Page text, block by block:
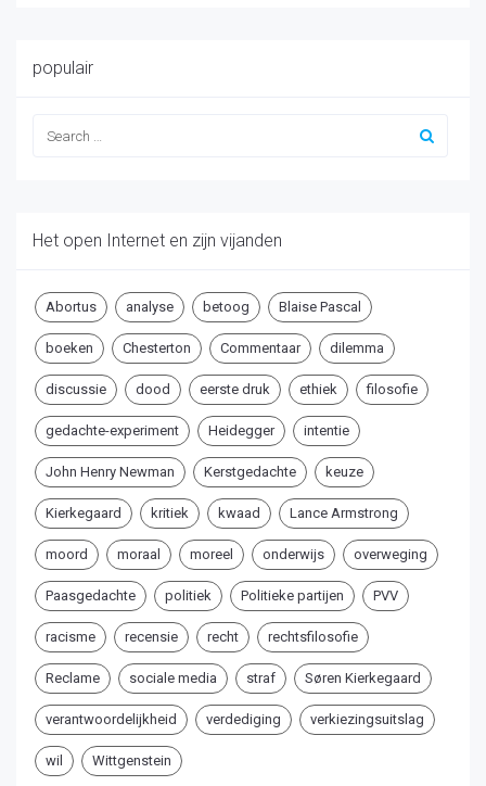
populair
Het open Internet en zijn vijanden
Abortus analyse betoog Blaise Pascal
boeken Chesterton Commentaar dilemma
discussie dood eerste druk ethiek filosofie
gedachte-experiment Heidegger intentie
John Henry Newman Kerstgedachte keuze
Kierkegaard kritiek kwaad Lance Armstrong
moord moraal moreel onderwijs overweging
Paasgedachte politiek Politieke partijen PVV
racisme recensie recht rechtsfilosofie
Reclame sociale media straf Søren Kierkegaard
verantwoordelijkheid verdediging verkiezingsuitslag
wil Wittgenstein